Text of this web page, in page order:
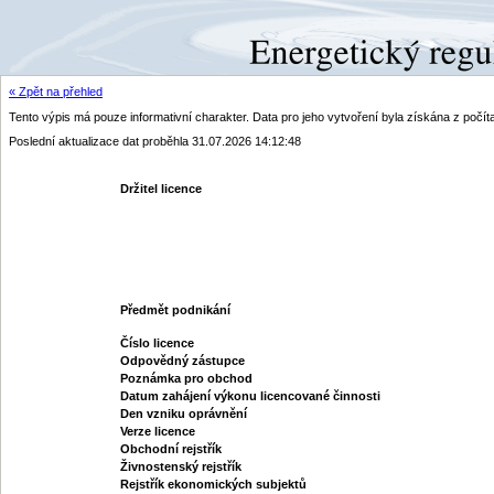
« Zpět na přehled
Tento výpis má pouze informativní charakter. Data pro jeho vytvoření byla získána z
Poslední aktualizace dat proběhla 31.07.2026 14:12:48
Držitel licence
Předmět podnikání
Číslo licence
Odpovědný zástupce
Poznámka pro obchod
Datum zahájení výkonu licencované činnosti
Den vzniku oprávnění
Verze licence
Obchodní rejstřík
Živnostenský rejstřík
Rejstřík ekonomických subjektů